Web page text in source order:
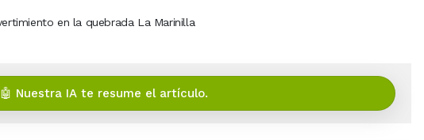
🤖 Nuestra IA te resume el artículo.